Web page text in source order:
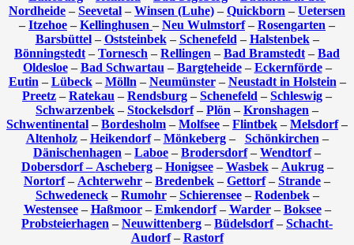
Nordheide – Seevetal – Winsen (Luhe) – Quickborn – Uetersen
– Itzehoe – Kellinghusen – Neu Wulmstorf– Rosengarten –
Barsbüttel– Oststeinbek– Schenefeld – Halstenbek–
Bönningstedt – Tornesch – Rellingen – Bad Bramstedt – Bad
Oldesloe– Bad Schwartau – Bargteheide– Eckernförde–
Eutin – Lübeck– Mölln – Neumünster– Neustadt in Holstein –
Preetz – Ratekau – Rendsburg – Schenefeld – Schleswig –
Schwarzenbek – Stockelsdorf– Plön – Kronshagen –
Schwentinental – Bordesholm – Molfsee – Flintbek – Melsdorf–
Altenholz– Heikendorf– Mönkeberg– Schönkirchen –
Dänischenhagen – Laboe – Brodersdorf– Wendtorf–
Dobersdorf – Ascheberg– Honigsee– Wasbek– Aukrug–
Nortorf– Achterwehr – Bredenbek – Gettorf– Strande –
Schwedeneck– Rumohr– Schierensee– Rodenbek–
Westensee– Haßmoor– Emkendorf– Warder– Boksee–
Probsteierhagen – Neuwittenberg – Büdelsdorf– Schacht-
Audorf– Rastorf